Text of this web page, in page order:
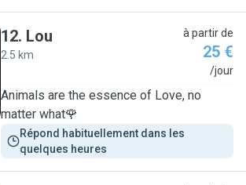
12. Lou
2.5 km
à partir de
25 €
/jour
Animals are the essence of Love, no
matter what🌹
Répond habituellement dans les
quelques heures